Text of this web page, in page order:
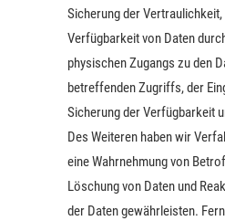
Sicherung der
Verfügbarkeit von Daten
physischen Zugangs zu den
betreffenden Zugriffs, der
Sicherung der Verfügbarkeit
Des Weiteren haben wir
eine Wahrnehmung von
Löschung von Daten und
der Daten gewährleisten.